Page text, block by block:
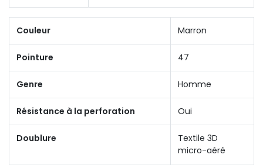
Couleur Marron
Pointure 47
Genre Homme
Résistance à la perforation Oui
Doublure
Textile 3D
micro-aéré